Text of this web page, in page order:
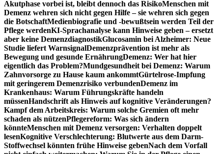
Akutphase vorbei ist, bleibt dennoch das RisikoMenschen mit
Demenz wehren sich nicht gegen Hilfe – sie wehren sich gegen
die BotschaftMedienbiografie und -bewußtsein werden Teil der
Pflege werdenKI-Sprachanalyse kann Hinweise geben – ersetzt
aber keine DemenzdiagnostikGlucosamin bei Alzheimer: Neue
Studie liefert WarnsignalDemenzprävention ist mehr als
Bewegung und gesunde ErnährungDemenz: Wer hat hier
eigentlich das Problem?Mundgesundheit bei Demenz: Warum
Zahnvorsorge zu Hause kaum ankommtGürtelrose-Impfung
mit geringerem Demenzrisiko verbundenDemenz im
Krankenhaus: Warum Führungskräfte handeln
müssenHandschrift als Hinweis auf kognitive Veränderungen?
Kampf dem Arbeitskreis: Warum solche Gremien oft mehr
schaden als nützenPflegereform: Was sich ändern
könnteMenschen mit Demenz versorgen: Verhalten doppelt
lesenKognitive Verschlechterung: Blutwerte aus dem Darm-
Stoffwechsel könnten frühe Hinweise gebenNach dem Vorfall